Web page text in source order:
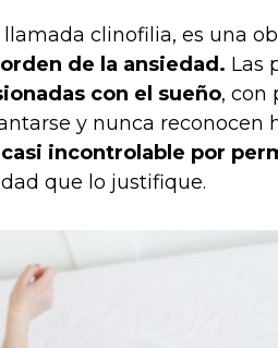
clinofilia, es una
de la ansiedad. Las
con el sueño, con
y nunca reconocen
incontrolable por
que lo justifique.